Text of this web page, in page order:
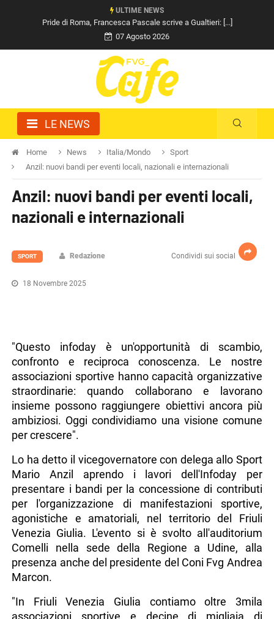
ULTIME NEWS
Pride di Roma, Francesca Pascale scrive a Gualtieri: [...]
07 Agosto 2026
LE NEWS
Home News Italia/Mondo
Sport
Anzil: nuovi bandi per eventi locali, nazionali e internazionali
Anzil: nuovi bandi per eventi locali,
nazionali e internazionali
Condividi sui social
SPORT Redazione
18 Novembre 2025
"Questo infoday è un'opportunità di scambio,
confronto e reciproca conoscenza. Le nostre
associazioni sportive hanno capacità organizzative
straordinarie: quando collaborano e lavorano
insieme possono raggiungere obiettivi ancora più
per crescere".